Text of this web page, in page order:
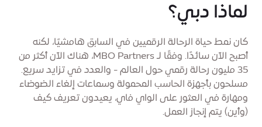
لماذا دبي؟
كان نمط حياة الرحالة الرقميين في السابق هامشيًا، لكنه
أصبح الآن سائدًا. وفقًا لـ MBO Partners، هناك الآن أكثر من
35 مليون رحالة رقمي حول العالم - والعدد في تزايد سريع.
مسلحون بأجهزة الحاسب المحمولة وسماعات إلغاء الضوضاء
ومهارة في العثور على الواي فاي، يعيدون تعريف كيف
(وأين) يتم إنجاز العمل.